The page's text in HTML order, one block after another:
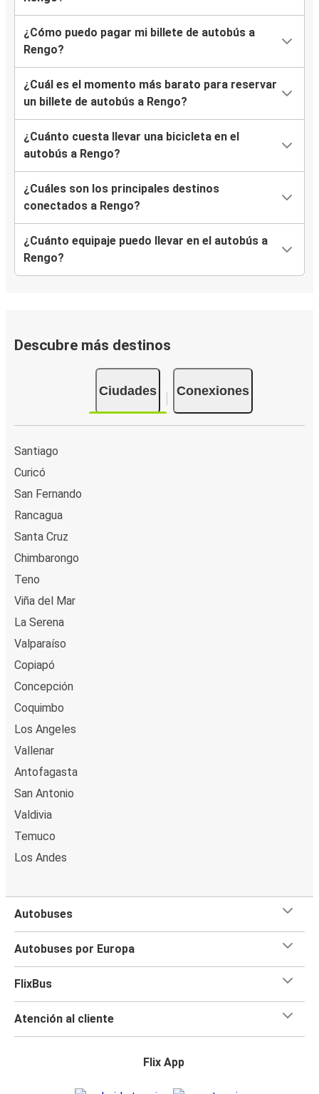
¿Cómo puedo pagar mi billete de autobús a
Rengo?
¿Cuál es el momento más barato para reservar
un billete de autobús a Rengo?
¿Cuánto cuesta llevar una bicicleta en el
autobús a Rengo?
¿Cuáles son los principales destinos
conectados a Rengo?
¿Cuánto equipaje puedo llevar en el autobús a
Rengo?
Descubre más destinos
Ciudades Conexiones
Santiago
Curicó
San Fernando
Rancagua
Santa Cruz
Chimbarongo
Teno
Viña del Mar
La Serena
Valparaíso
Copiapó
Concepción
Coquimbo
Los Angeles
Vallenar
Antofagasta
San Antonio
Valdivia
Temuco
Los Andes
Autobuses
Autobuses por Europa
FlixBus
Atención al cliente
Flix App